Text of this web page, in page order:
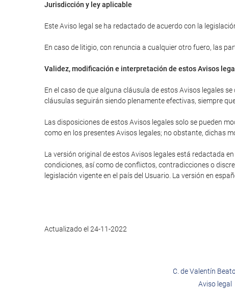
Jurisdicción y ley aplicable
Este Aviso legal se ha redactado de acuerdo con la
En caso de litigio, con renuncia a cualquier otro fuero, las
Validez, modificación e interpretación de estos Avisos
En el caso de que alguna cláusula de estos Avisos legales
cláusulas seguirán siendo plenamente efectivas, siempre
Las disposiciones de estos Avisos legales solo se pueden
como en los presentes Avisos legales; no obstante, dichas
La versión original de estos Avisos legales está redactada
condiciones, así como de conflictos, contradicciones o
legislación vigente en el país del Usuario. La versión en
Actualizado el 24-11-2022
C. de Valentín
Aviso legal